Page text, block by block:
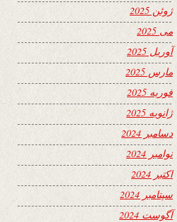
ژوئن 2025
می 2025
آوریل 2025
مارس 2025
فوریه 2025
ژانویه 2025
دسامبر 2024
نوامبر 2024
اکتبر 2024
سپتامبر 2024
آگوست 2024